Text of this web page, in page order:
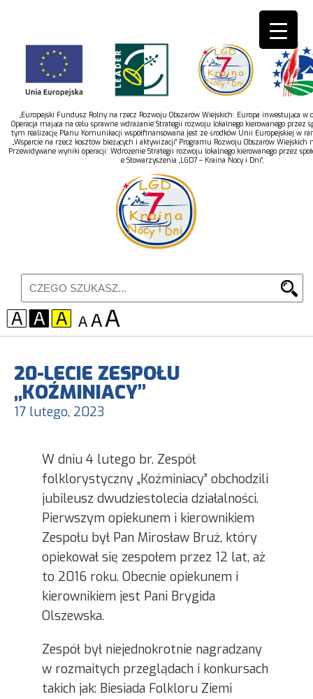
„Europejski Fundusz Rolny na rzecz Rozwoju Obszarów Wiejskich: Europa inwestująca w
Operacja mająca na celu sprawne wdrażanie Strategii rozwoju lokalnego kierowanego przez
tym realizację Planu Komunikacji współfinansowana jest ze środków Unii Europejskiej w
„Wsparcie na rzecz kosztów bieżących i aktywizacji” Programu Rozwoju Obszarów Wiejskich
Przewidywane wyniki operacji: Wdrożenie Strategii rozwoju lokalnego kierowanego przez
e Stowarzyszenia „LGD7 – Kraina Nocy i Dni”,
20-LECIE ZESPOŁU
„KOŹMINIACY”
17 lutego, 2023
W dniu 4 lutego br. Zespół
folklorystyczny „Koźminiacy” obchodzili
jubileusz dwudziestolecia działalności.
Pierwszym opiekunem i kierownikiem
Zespołu był Pan Mirosław Bruź, który
opiekował się zespołem przez 12 lat, aż
to 2016 roku. Obecnie opiekunem i
kierownikiem jest Pani Brygida
Olszewska.
Zespół był niejednokrotnie nagradzany
w rozmaitych przeglądach i konkursach
takich jak: Biesiada Folkloru Ziemi